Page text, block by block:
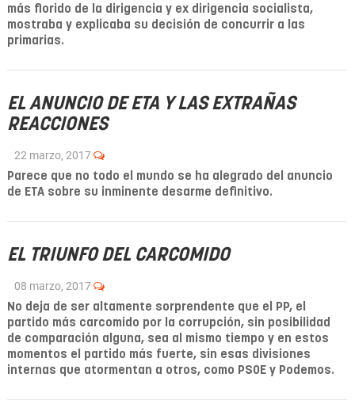
más florido de la dirigencia y ex dirigencia socialista,
mostraba y explicaba su decisión de concurrir a las
primarias.
EL ANUNCIO DE ETA Y LAS EXTRAÑAS
REACCIONES
22 marzo, 2017
Parece que no todo el mundo se ha alegrado del anuncio
de ETA sobre su inminente desarme definitivo.
EL TRIUNFO DEL CARCOMIDO
08 marzo, 2017
No deja de ser altamente sorprendente que el PP, el
partido más carcomido por la corrupción, sin posibilidad
de comparación alguna, sea al mismo tiempo y en estos
momentos el partido más fuerte, sin esas divisiones
internas que atormentan a otros, como PSOE y Podemos.